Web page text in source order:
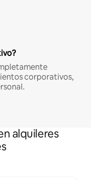
corporativos,
alquileres